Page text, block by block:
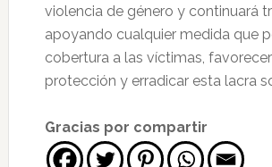
violencia de género y continuará
apoyando cualquier medida que
cobertura a las víctimas,
protección y erradicar esta lacra
Gracias por compartir